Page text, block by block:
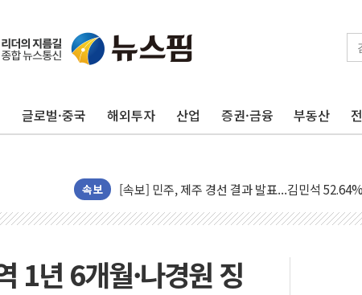
글로벌·중국 해외투자 산업 증권·금융 부동산
속보
[속보] 민주, 제주·인천 경선 결과 발표...김민석
[속보] 민주, 인천 경선 결과 발표...김민석
이번주 국내 주요 금융일정(8.10~8.14)
美, 이란전 출구전략 만지작…공습 한계·탄약 부
폐기물 수거하다 참변…60대 환경미화원 수거차
서울 중랑구 주택가서 흉기 난동…60대 남성 2명
1년 6개월·나경원 징